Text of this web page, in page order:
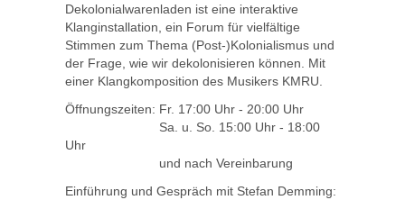
Dekolonialwarenladen ist eine interaktive
Klanginstallation, ein Forum für vielfältige
Stimmen zum Thema (Post-)Kolonialismus und
der Frage, wie wir dekolonisieren können. Mit
einer Klangkomposition des Musikers KMRU.
Öffnungszeiten: Fr. 17:00 Uhr - 20:00 Uhr
Sa. u. So. 15:00 Uhr - 18:00
Uhr
und nach Vereinbarung
Einführung und Gespräch mit Stefan Demming: